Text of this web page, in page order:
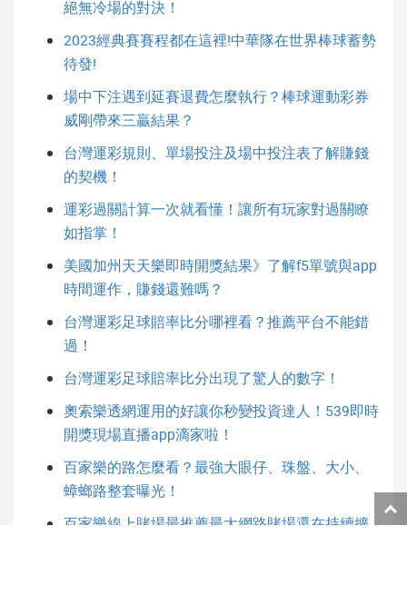
絕無冷場的對決！
2023經典賽賽程都在這裡!中華隊在世界棒球蓄勢
待發!
場中下注遇到延賽退費怎麼執行？棒球運動彩券
威剛帶來三贏結果？
台灣運彩規則、單場投注及場中投注表了解賺錢
的契機！
運彩過關計算一次就看懂！讓所有玩家對過關瞭
如指掌！
美國加州天天樂即時開獎結果》了解f5單號與app
時間運作，賺錢還難嗎？
台灣運彩足球賠率比分哪裡看？推薦平台不能錯
過！
台灣運彩足球賠率比分出現了驚人的數字！
奧索樂透網運用的好讓你秒變投資達人！539即時
開獎現場直播app滴家啦！
百家樂的路怎麼看？最強大眼仔、珠盤、大小、
蟑螂路整套曝光！
百家樂線上賭場最推薦最大網路賭場還在持續擴
返
回